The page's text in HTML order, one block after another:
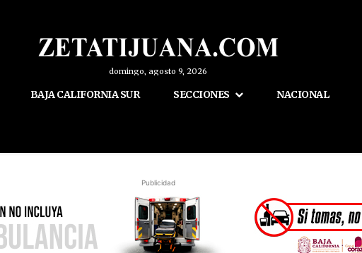
domingo, agosto 9, 2026
BAJA CALIFORNIA SUR SECCIONES NACIONAL
Publicidad